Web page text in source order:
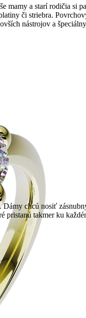
mamy a starí rodičia si
či striebra.
nástrojov a
chcú nosiť
takmer ku